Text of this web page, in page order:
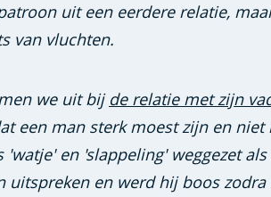
uit een eerdere relatie,
van vluchten.
we uit bij de relatie met zijn
een man sterk moest zijn en
en 'slappeling' weggezet
uitspreken en werd hij boos